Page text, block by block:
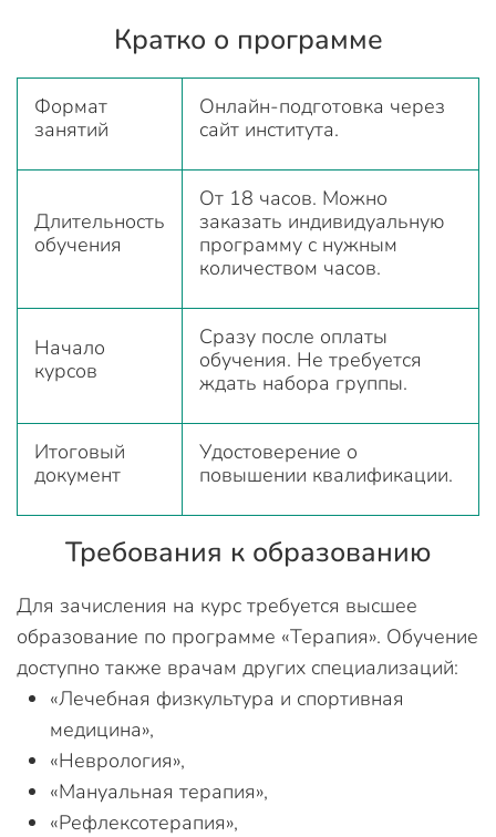
Кратко о программе
Формат
занятий
Онлайн-подготовка через
сайт института.
Длительность
обучения
От 18 часов. Можно
заказать индивидуальную
программу с нужным
количеством часов.
Начало
курсов
Сразу после оплаты
обучения. Не требуется
ждать набора группы.
Итоговый
документ
Удостоверение о
повышении квалификации.
Требования к образованию
Для зачисления на курс требуется высшее
образование по программе «Терапия». Обучение
доступно также врачам других специализаций:
«Лечебная физкультура и спортивная
медицина»,
«Неврология»,
«Мануальная терапия»,
«Рефлексотерапия»,